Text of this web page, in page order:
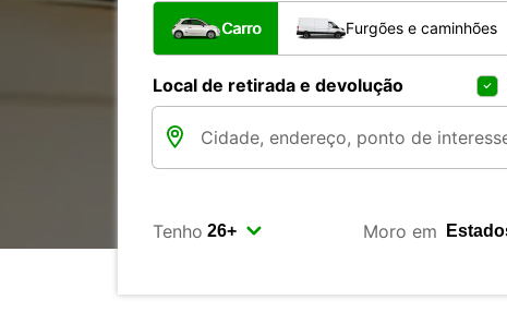
Carro Furgões e caminhões
Local de retirada e devolução
Tenho Moro em